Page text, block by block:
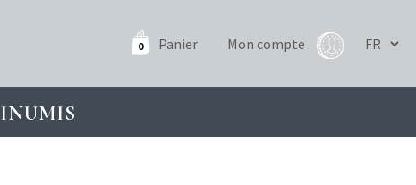
0 Panier Mon compte
INUMIS